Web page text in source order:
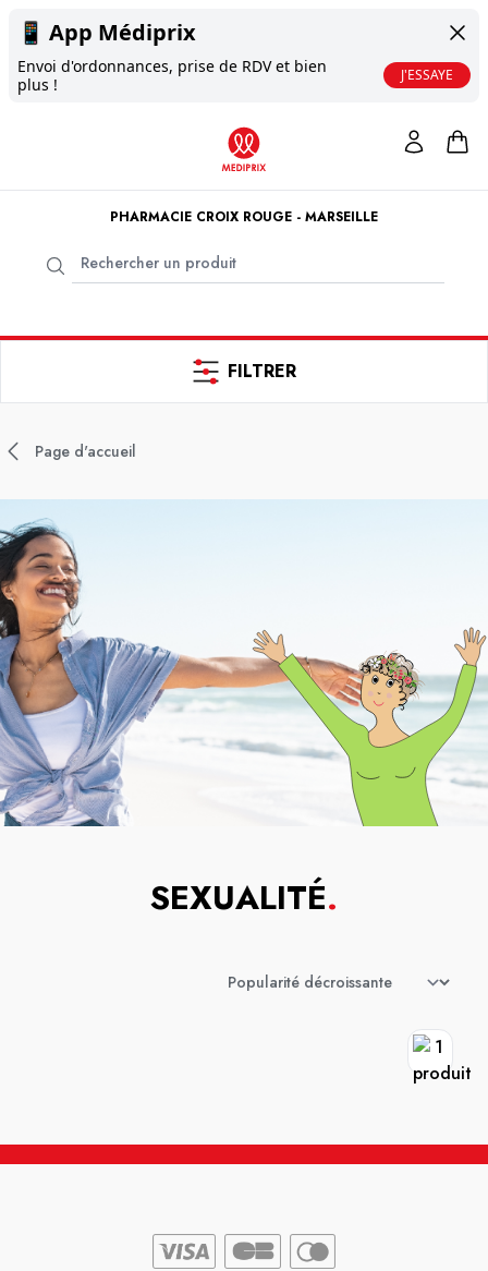
📱 App Médiprix
Envoi d'ordonnances, prise de RDV et bien
plus !
J'ESSAYE
PHARMACIE CROIX ROUGE - MARSEILLE
FILTRER
Page d'accueil
SEXUALITÉ.